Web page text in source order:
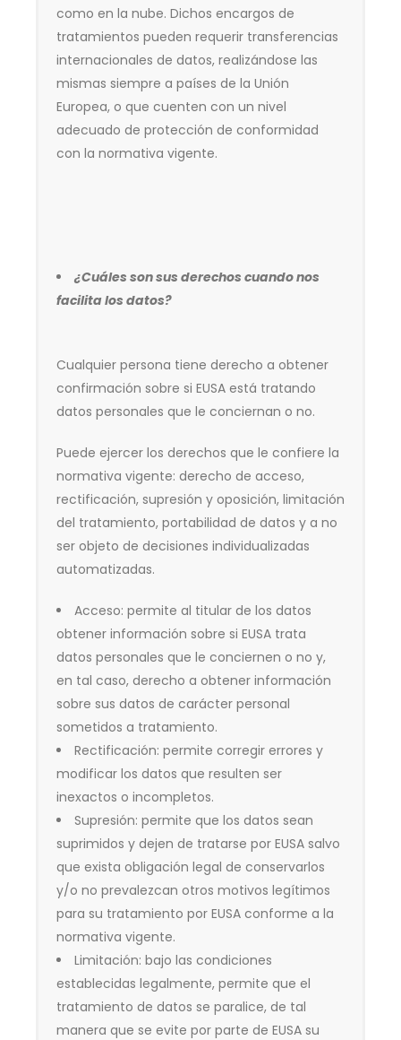
como en la nube. Dichos encargos de
tratamientos pueden requerir transferencias
internacionales de datos, realizándose las
mismas siempre a países de la Unión
Europea, o que cuenten con un nivel
adecuado de protección de conformidad
con la normativa vigente.
¿Cuáles son sus derechos cuando nos
facilita los datos?
Cualquier persona tiene derecho a obtener
confirmación sobre si EUSA está tratando
datos personales que le conciernan o no.
Puede ejercer los derechos que le confiere la
normativa vigente: derecho de acceso,
rectificación, supresión y oposición, limitación
del tratamiento, portabilidad de datos y a no
ser objeto de decisiones individualizadas
automatizadas.
Acceso: permite al titular de los datos
obtener información sobre si EUSA trata
datos personales que le conciernen o no y,
en tal caso, derecho a obtener información
sobre sus datos de carácter personal
sometidos a tratamiento.
Rectificación: permite corregir errores y
modificar los datos que resulten ser
inexactos o incompletos.
Supresión: permite que los datos sean
suprimidos y dejen de tratarse por EUSA salvo
que exista obligación legal de conservarlos
y/o no prevalezcan otros motivos legítimos
para su tratamiento por EUSA conforme a la
normativa vigente.
Limitación: bajo las condiciones
establecidas legalmente, permite que el
tratamiento de datos se paralice, de tal
manera que se evite por parte de EUSA su